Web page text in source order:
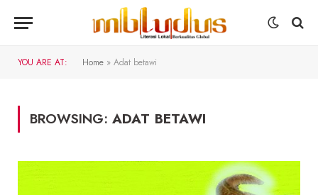
YOU ARE AT: Home » Adat betawi
BROWSING: ADAT BETAWI